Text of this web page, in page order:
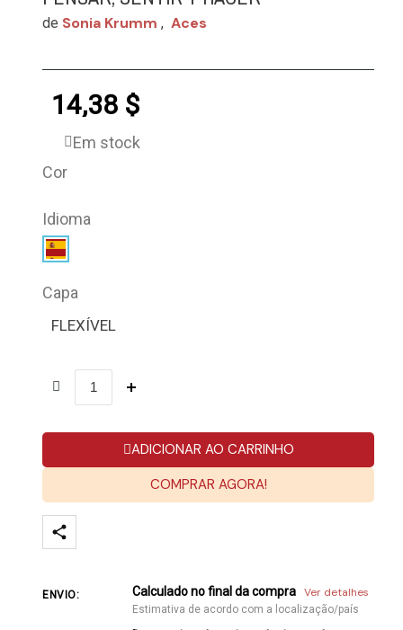
de Sonia Krumm , Aces
14,38 $
Em stock
Cor
Idioma
Capa
FLEXÍVEL
ADICIONAR AO CARRINHO
COMPRAR AGORA!
ENVIO: Calculado no final da compra Ver detalhes
Estimativa de acordo com a localização/país